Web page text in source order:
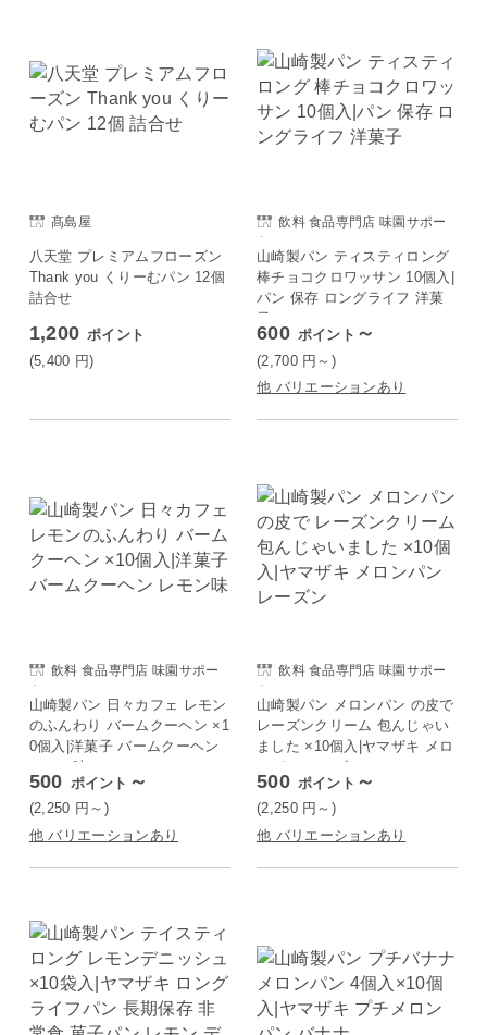
髙島屋
八天堂 プレミアムフローズン
Thank you くりーむパン 12個
詰合せ
1,200 ポイント
(5,400 円)
飲料 食品専門店 味園サポー
ト
山崎製パン ティスティロング
棒チョコクロワッサン 10個入|
パン 保存 ロングライフ 洋菓
子
600 ポイント ～
(2,700 円 ～)
他 バリエーションあり
飲料 食品専門店 味園サポー
ト
山崎製パン 日々カフェ レモン
のふんわり バームクーヘン ×1
0個入|洋菓子 バームクーヘン
レモン味
500 ポイント ～
(2,250 円 ～)
他 バリエーションあり
飲料 食品専門店 味園サポー
ト
山崎製パン メロンパン の皮で
レーズンクリーム 包んじゃい
ました ×10個入|ヤマザキ メロ
ンパン レーズン
500 ポイント ～
(2,250 円 ～)
他 バリエーションあり